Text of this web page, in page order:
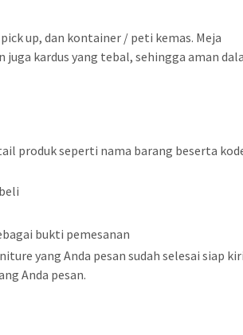
up, dan kontainer / peti kemas. Meja
juga kardus yang tebal, sehingga aman
produk seperti nama barang beserta
bukti pemesanan
yang Anda pesan sudah selesai siap
Anda pesan.